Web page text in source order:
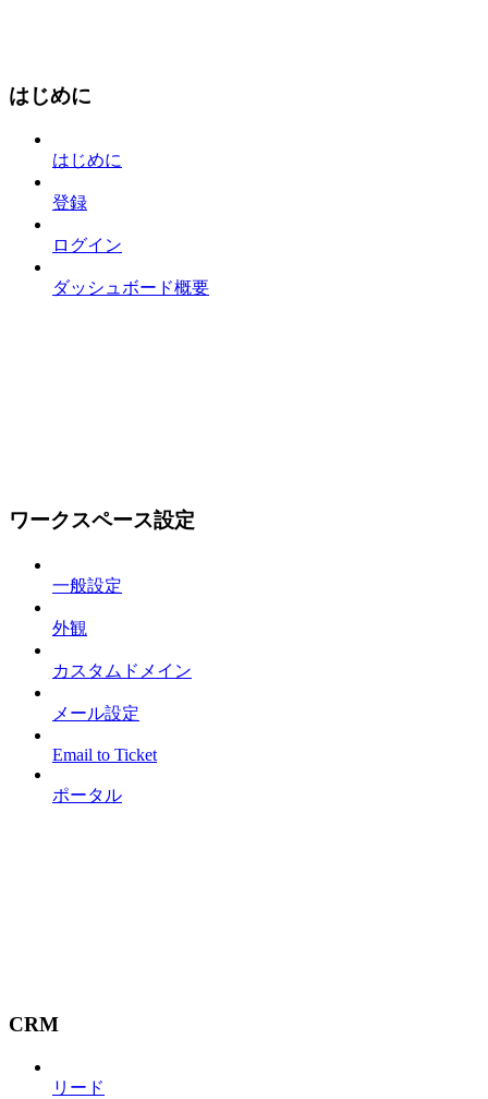
はじめに
はじめに
登録
ログイン
ダッシュボード概要
ワークスペース設定
一般設定
外観
カスタムドメイン
メール設定
Email to Ticket
ポータル
CRM
リード